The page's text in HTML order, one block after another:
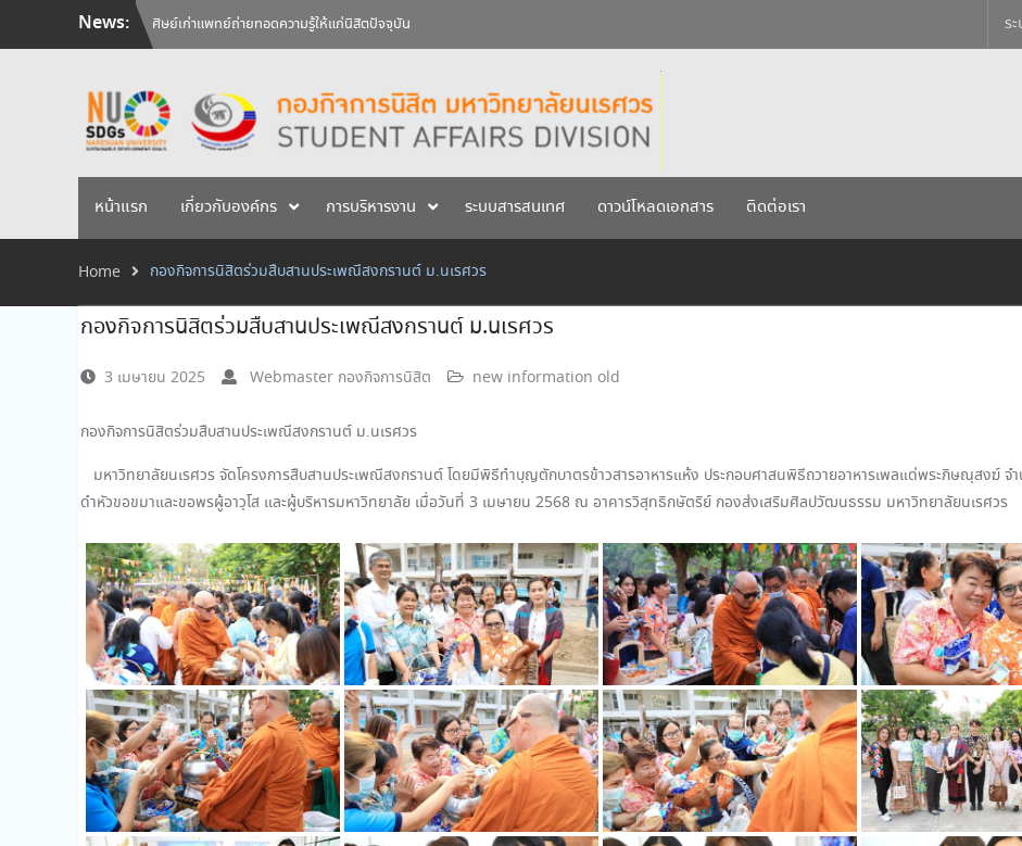
News:
ศิษย์เก่าแพทย์ถ่ายทอดความรู้ให้แก่นิสิตปัจจุบัน
วันคล้ายวันสถาปนามหาวิทยาลัยนเรศวร ครบรอบ 36 ปี 29 กรกฎาคม 2569
ร
หน้าแรก เกี่ยวกับองค์กร การบริหารงาน ระบบสารสนเทศ ดาวน์โหลดเอกสาร ติดต่อเรา
Home กองกิจการนิสิตร่วมสืบสานประเพณีสงกรานต์ ม.นเรศวร
กองกิจการนิสิตร่วมสืบสานประเพณีสงกรานต์ ม.นเรศวร
3 เมษายน 2025 Webmaster กองกิจการนิสิต new information old
กองกิจการนิสิตร่วมสืบสานประเพณีสงกรานต์ ม.นเรศวร
มหาวิทยาลัยนเรศวร จัดโครงการสืบสานประเพณีสงกรานต์ โดยมีพิธีทำบุญตักบาตรข้าวสารอาหารแห้ง ประกอบศาสนพิธีถวายอาหารเพลแด่พระภิษณุสงฆ์
ดำหัวขอขมาและขอพรผู้อาวุโส และผู้บริหารมหาวิทยาลัย เมื่อวันที่ 3 เมษายน 2568 ณ อาคารวิสุทธิกษัตริย์ กองส่งเสริมศิลปวัฒนธรรม มหาวิทยาลัยนเรศวร